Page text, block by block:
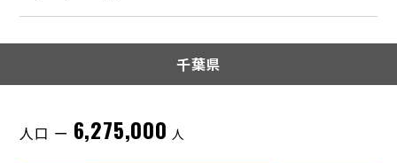
千葉県
人口 ー 6,275,000 人